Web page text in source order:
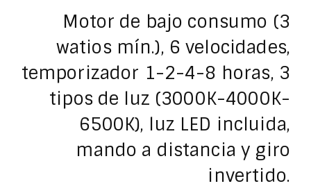
Motor de bajo consumo (3
watios mín.), 6 velocidades,
temporizador 1-2-4-8 horas, 3
tipos de luz (3000K-4000K-
6500K), luz LED incluida,
mando a distancia y giro
invertido.